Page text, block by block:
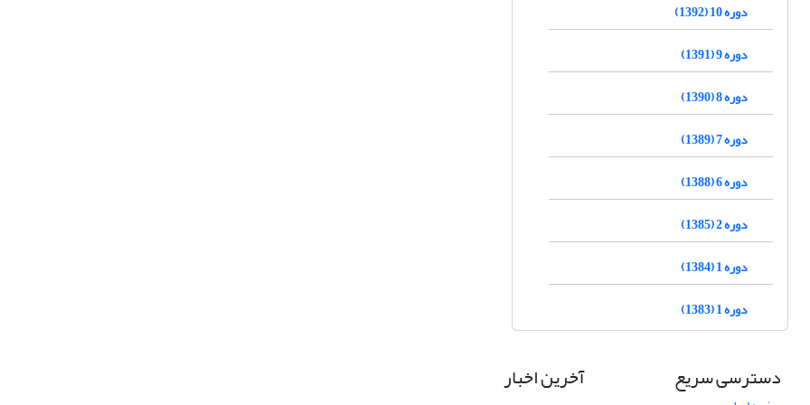
دوره 10 (1392)
دوره 9 (1391)
دوره 8 (1390)
دوره 7 (1389)
دوره 6 (1388)
دوره 2 (1385)
دوره 1 (1384)
دوره 1 (1383)
دسترسی سریع آخرین اخبار